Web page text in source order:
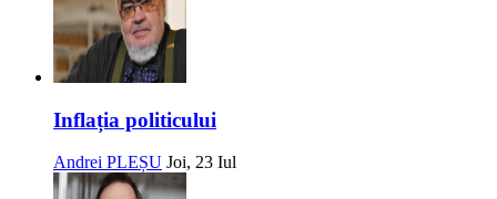
Inflația politicului
Andrei PLEȘU Joi, 23 Iul